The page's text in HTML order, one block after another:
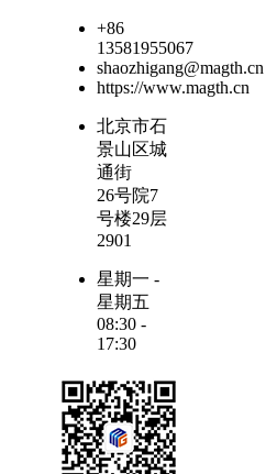
+86
13581955067
shaozhigang@magth.cn
https://www.magth.cn
北京市石
景山区城
通街
26号院7
号楼29层
2901
星期一 -
星期五
08:30 -
17:30